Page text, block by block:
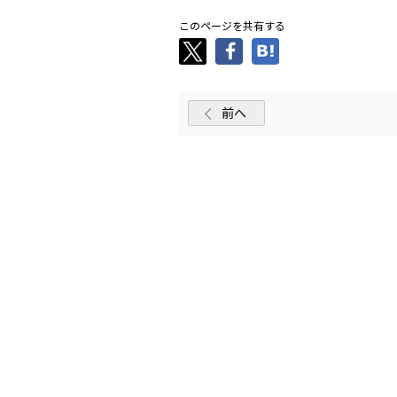
このページを共有する
前へ